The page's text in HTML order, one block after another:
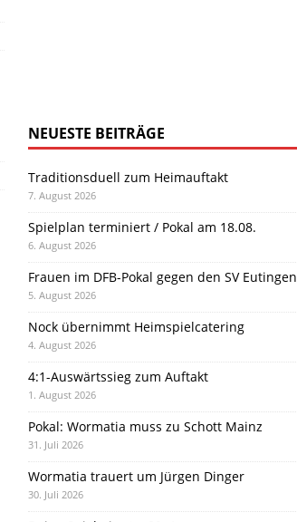
NEUESTE BEITRÄGE
Traditionsduell zum Heimauftakt
7. August 2026
Spielplan terminiert / Pokal am 18.08.
6. August 2026
Frauen im DFB-Pokal gegen den SV Eutingen
5. August 2026
Nock übernimmt Heimspielcatering
4. August 2026
4:1-Auswärtssieg zum Auftakt
1. August 2026
Pokal: Wormatia muss zu Schott Mainz
31. Juli 2026
Wormatia trauert um Jürgen Dinger
30. Juli 2026